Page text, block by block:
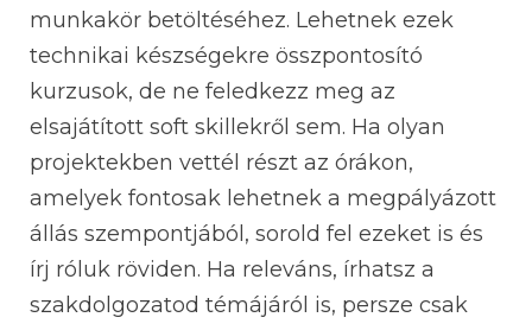
munkakör betöltéséhez. Lehetnek ezek
technikai készségekre összpontosító
kurzusok, de ne feledkezz meg az
elsajátított soft skillekről sem. Ha olyan
projektekben vettél részt az órákon,
amelyek fontosak lehetnek a megpályázott
állás szempontjából, sorold fel ezeket is és
írj róluk röviden. Ha releváns, írhatsz a
szakdolgozatod témájáról is, persze csak